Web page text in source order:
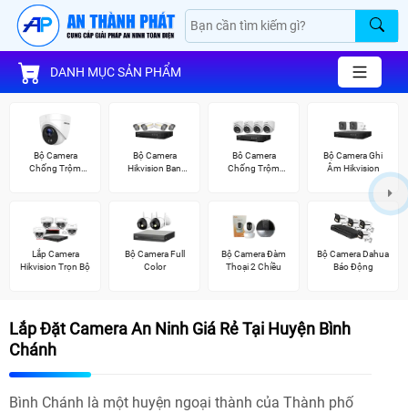
DANH MỤC SẢN PHẨM
Bộ Camera
Chống Trộm
Bộ Camera
Hikvision Ban
Bô Camera
Chống Trộm
Bộ Camera Ghi
Âm Hikvision
Lắp Camera
Hikvision Trọn Bộ
Bộ Camera Full
Color
Bộ Camera Đàm
Thoại 2 Chiều
Bộ Camera Dahua
Báo Động
Lắp Đặt Camera An Ninh Giá Rẻ Tại Huyện Bình
Chánh
Bình Chánh là một huyện ngoại thành của Thành phố